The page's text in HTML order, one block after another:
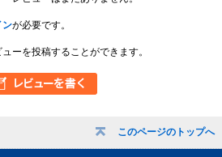
このページのトップへ
ンが必要です。
ーを投稿することができます。